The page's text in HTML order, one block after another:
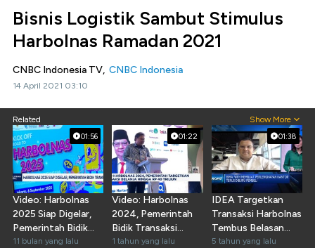
Bisnis Logistik Sambut Stimulus
Harbolnas Ramadan 2021
CNBC Indonesia TV, CNBC Indonesia
14 April 2021 03:10
Related Show More
01:56
Video: Harbolnas
2025 Siap Digelar,
Pemerintah Bidik
Transaksi Rp 35 T
11 bulan yang lalu
01:22
Video: Harbolnas
2024, Pemerintah
Bidik Transaksi
Belanja Rp40 Triliun
1 tahun yang lalu
01:38
IDEA Targetkan
Transaksi Harbolnas
Tembus Belasan
Triliun
5 tahun yang lalu